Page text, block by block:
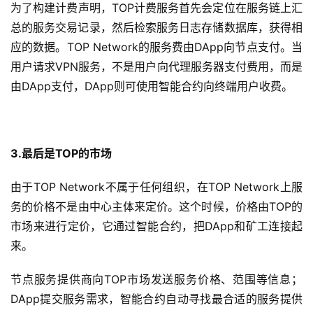
为了构建计费声明，TOP计费服务首先会定位在服务链上汇
总的服务交易记录，然后检索服务日志存储数据库，获得相
应的数据。TOP Network的服务费由DApp向节点支付。当
用户请求VPN服务，不是用户向代理服务器支付费用，而是
由DApp支付，DApp则可使用智能合约向终端用户收费。
3.最后是TOP的市场
由于TOP Network不属于任何组织，在TOP Network上服
务的价格不是由中心主体来定价。这个时候，价格由TOP的
市场来进行定价，它通过智能合约，把DApp和矿工连接起
来。
节点服务提供商向TOP市场发送服务价格、范围等信息；
DApp提交服务需求，智能合约自动寻找最合适的服务提供